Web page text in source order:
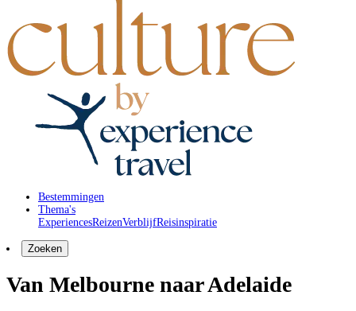
Bestemmingen
Thema's
ExperiencesReizenVerblijfReisinspiratie
Zoeken
Van Melbourne naar Adelaide